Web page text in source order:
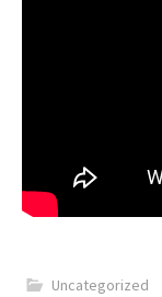
Uncategorized